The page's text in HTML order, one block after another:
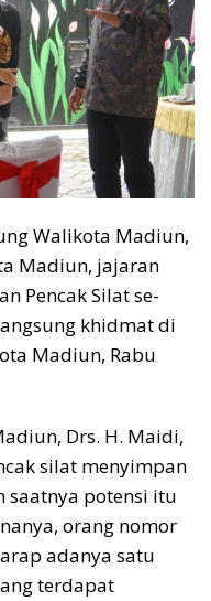
Walikota Madiun,
Madiun, jajaran
Pencak Silat se-
khidmat di
Madiun, Rabu
Drs. H. Maidi,
silat menyimpan
saatnya potensi itu
orang nomor
adanya satu
terdapat